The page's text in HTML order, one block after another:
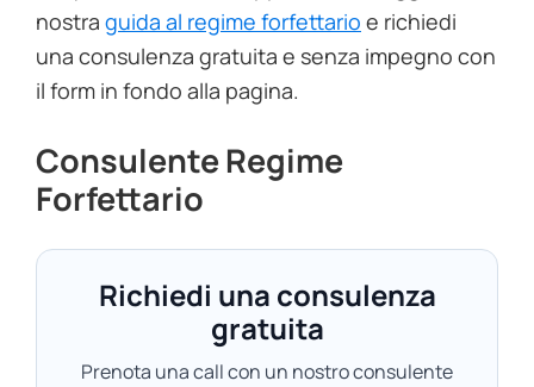
nostra guida al regime forfettario e richiedi
una consulenza gratuita e senza impegno con
il form in fondo alla pagina.
Consulente Regime
Forfettario
Richiedi una consulenza
gratuita
Prenota una call con un nostro consulente